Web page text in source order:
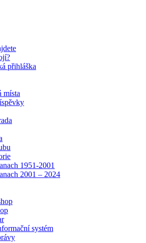
přihláška
místa
1951-2001
2001 – 2024
systém